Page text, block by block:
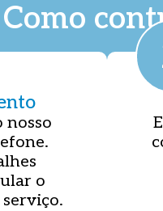
Como
nosso
o